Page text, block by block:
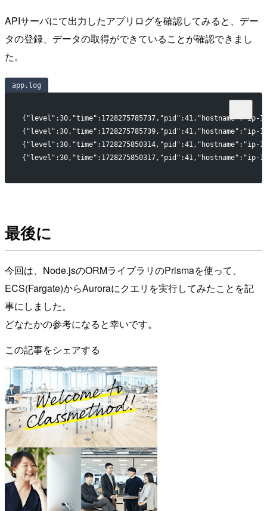
APIサーバにて出力したアプリログを確認してみると、デー
タの登録、データの取得ができていることが確認できまし
た。
app.log
{"level":30,"time":1728275850314,"pid":41,"hostname":"ip-
最後に
今回は、Node.jsのORMライブラリのPrismaを使って、
ECS(Fargate)からAuroraにクエリを実行してみたことを記
事にしました。
どなたかの参考になると幸いです。
この記事をシェアする